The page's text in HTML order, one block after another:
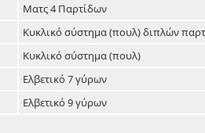
Ματς 4 Παρτίδων
Κυκλικό σύστημα (πουλ) διπλών
Κυκλικό σύστημα (πουλ)
Ελβετικό 7 γύρων
Ελβετικό 9 γύρων